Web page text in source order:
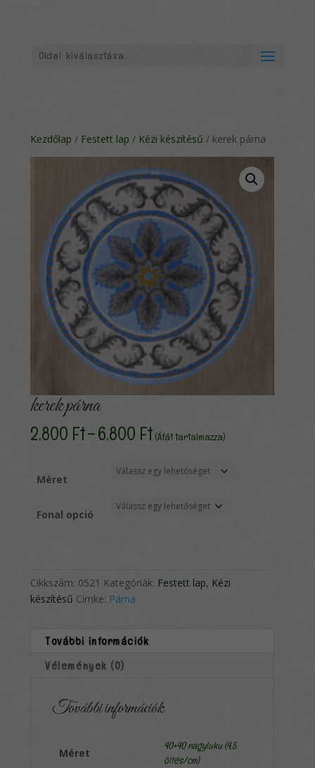
Oldal kiválasztása
Kezdőlap / Festett lap / Kézi készítésű / kerek párna
kerek párna
2,800 Ft–6,800 FtÁrtartomány:
2,800 Ft
-
6,800 Ft
(Áfát tartalmazza)
Méret
Fonal opció
Cikkszám: 0521 Kategóriák: Festett lap, Kézi
készítésű Címke: Párna
További információk
Vélemények (0)
További információk
Méret
40×40 nagyluku (4,5
öltés/cm)